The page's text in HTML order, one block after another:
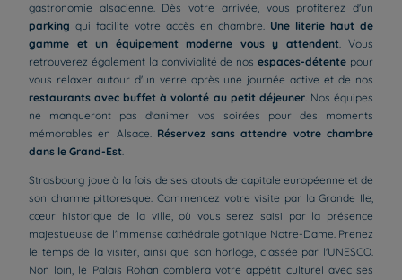
gastronomie alsacienne. Dès votre arrivée, vous profiterez d'un
parking qui facilite votre accès en chambre. Une literie haut de
gamme et un équipement moderne vous y attendent. Vous
retrouverez également la convivialité de nosespaces-détente pour
vous relaxer autour d'un verre après une journée active et de nos
restaurants avec buffet à volonté au petit déjeuner. Nos équipes
ne manqueront pas d'animer vos soirées pour des moments
mémorables en Alsace. Réservez sans attendre votre chambre
dans le Grand-Est.
Strasbourg joue à la fois de ses atouts de capitale européenne et de
son charme pittoresque. Commencez votre visite par la Grande Ile,
cœur historique de la ville, où vous serez saisi par la présence
majestueuse de l'immense cathédrale gothique Notre-Dame. Prenez
le temps de la visiter, ainsi que son horloge, classée par l'UNESCO.
Non loin, le Palais Rohan comblera votre appétit culturel avec ses